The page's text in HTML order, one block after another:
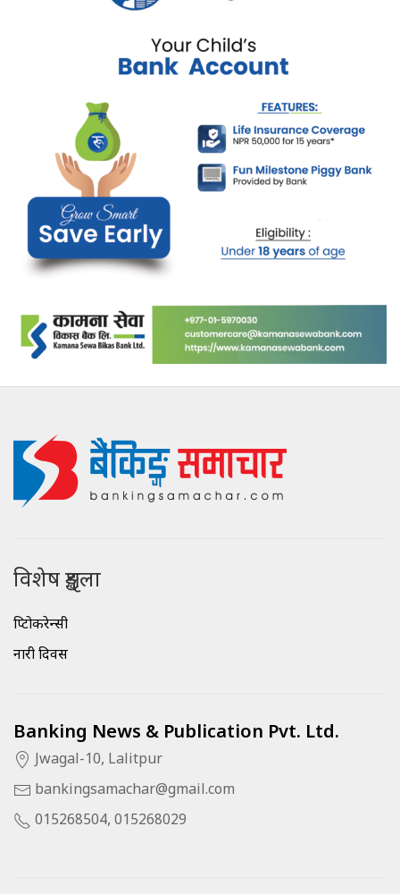
विशेष शृङ्खला
क्रिप्टोकरेन्सी
नारी दिवस
Banking News & Publication Pvt. Ltd.
Jwagal-10, Lalitpur
bankingsamachar@gmail.com
015268504, 015268029